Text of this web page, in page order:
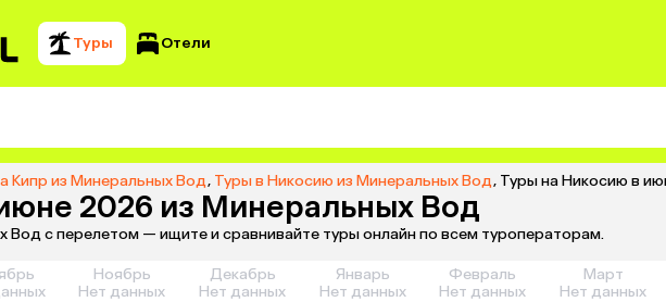
Туры Отели
Кипр из Минеральных Вод, Туры в Никосию из Минеральных Вод, Туры на Никосию в
2026 из Минеральных Вод
Вод с перелетом — ищите и сравнивайте туры онлайн по всем туроператорам.
Ноябрь
Нет данных
Декабрь
Нет данных
Январь
Нет данных
Февраль
Нет данных
Март
Нет данных